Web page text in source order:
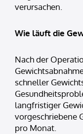
verursachen.
Wie läuft die
Nach der
schneller
langfristiger
vorgeschriebene
pro Monat.